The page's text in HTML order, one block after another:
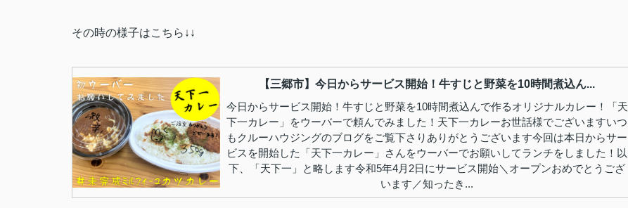
その時の様子はこちら↓↓
【三郷市】今日からサービス開始！牛すじと野菜を10時間煮込ん...
今日からサービス開始！牛すじと野菜を10時間煮込んで作るオリジナルカレー！「天
下一カレー」をウーバーで頼んでみました！天下一カレーお世話様でございますいつ
もクルーハウジングのブログをご覧下さりありがとうございます今回は本日からサー
ビスを開始した「天下一カレー」さんをウーバーでお願いしてランチをしました！以
下、「天下一」と略します令和5年4月2日にサービス開始＼オープンおめでとうござ
います／知ったき...